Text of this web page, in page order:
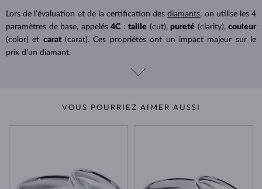
Lors de l’évaluation et de la certification desdiamants, on utilise les 4
paramètres de base, appelés 4C : taille (cut), pureté (clarity), couleur
(color) et carat (carat). Ces propriétés ont un impact majeur sur le
prix d’un diamant.
VOUS POURRIEZ AIMER AUSSI